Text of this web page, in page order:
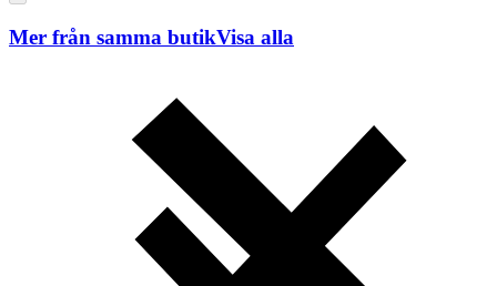
Mer från samma butikVisa alla